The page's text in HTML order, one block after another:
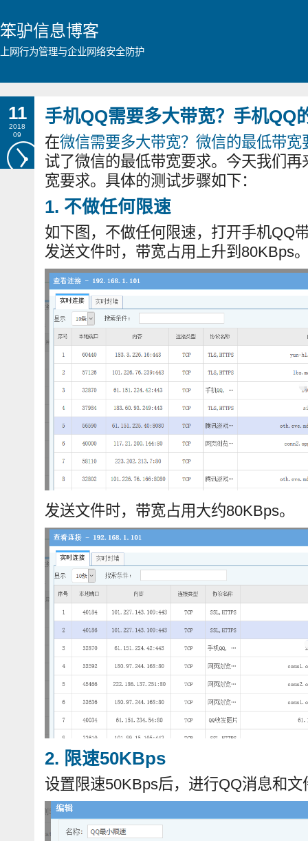
笨驴信息博客
上网行为管理与企业网络安全防护
11
2018
09
手机QQ需要多大带宽？手机QQ
在微信需要多大带宽？微信的最低带宽
试了微信的最低带宽要求。今天我们
宽要求。具体的测试步骤如下：
1. 不做任何限速
如下图，不做任何限速，打开手机QQ
发送文件时，带宽占用上升到80KBps
发送文件时，带宽占用大约80KBps。
2. 限速50KBps
设置限速50KBps后，进行QQ消息和